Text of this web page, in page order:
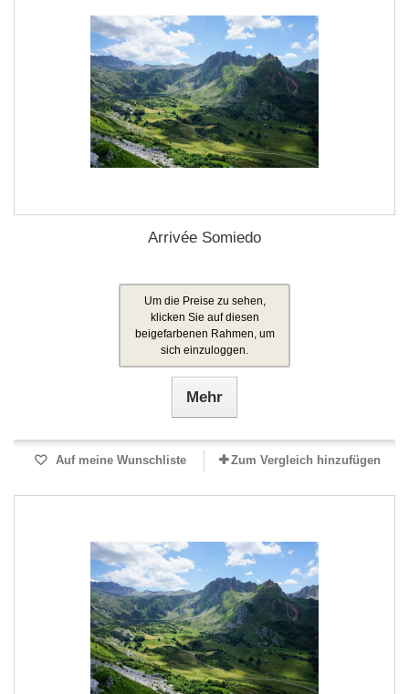
Arrivée Somiedo
Um die Preise zu sehen,
klicken Sie auf diesen
beigefarbenen Rahmen, um
sich einzuloggen.
Mehr
Auf meine Wunschliste Zum Vergleich hinzufügen